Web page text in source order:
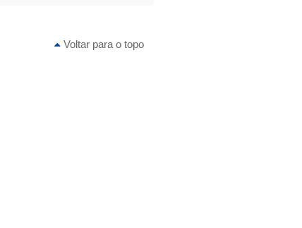
Voltar para o topo